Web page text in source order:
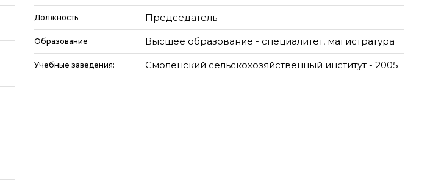
Должность Председатель
Образование Высшее образование - специалитет, магистратура
Учебные заведения: Смоленский сельскохозяйственный институт - 2005